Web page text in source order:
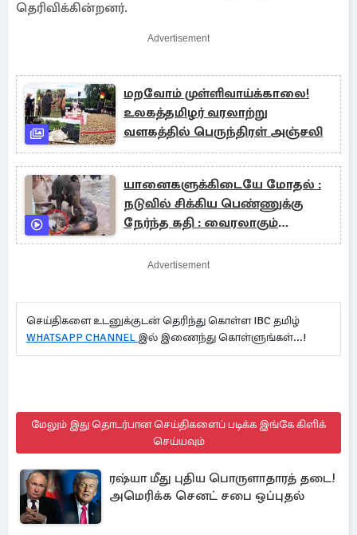
தெரிவிக்கின்றனர்.
Advertisement
மறவோம் முள்ளிவாய்க்காலை!
உலகத்தமிழர் வரலாற்று
வளகத்தில் பெருந்திரள் அஞ்சலி
யானைகளுக்கிடையே மோதல் :
நடுவில் சிக்கிய பெண்ணுக்கு
நேர்ந்த கதி : வைரலாகும்
நெகிழ்ச்சியான காணொளி
Advertisement
செய்திகளை உடனுக்குடன் தெரிந்து கொள்ள IBC தமிழ்
WHATSAPP CHANNEL இல் இணைந்து கொள்ளுங்கள்...!
மேலும் இது தொடர்பான செய்திகளைப் படிக்க இங்கே கிளிக்
செய்யவும்
ரஷ்யா மீது புதிய பொருளாதாரத் தடை!
அமெரிக்க செனட் சபை ஒப்புதல்